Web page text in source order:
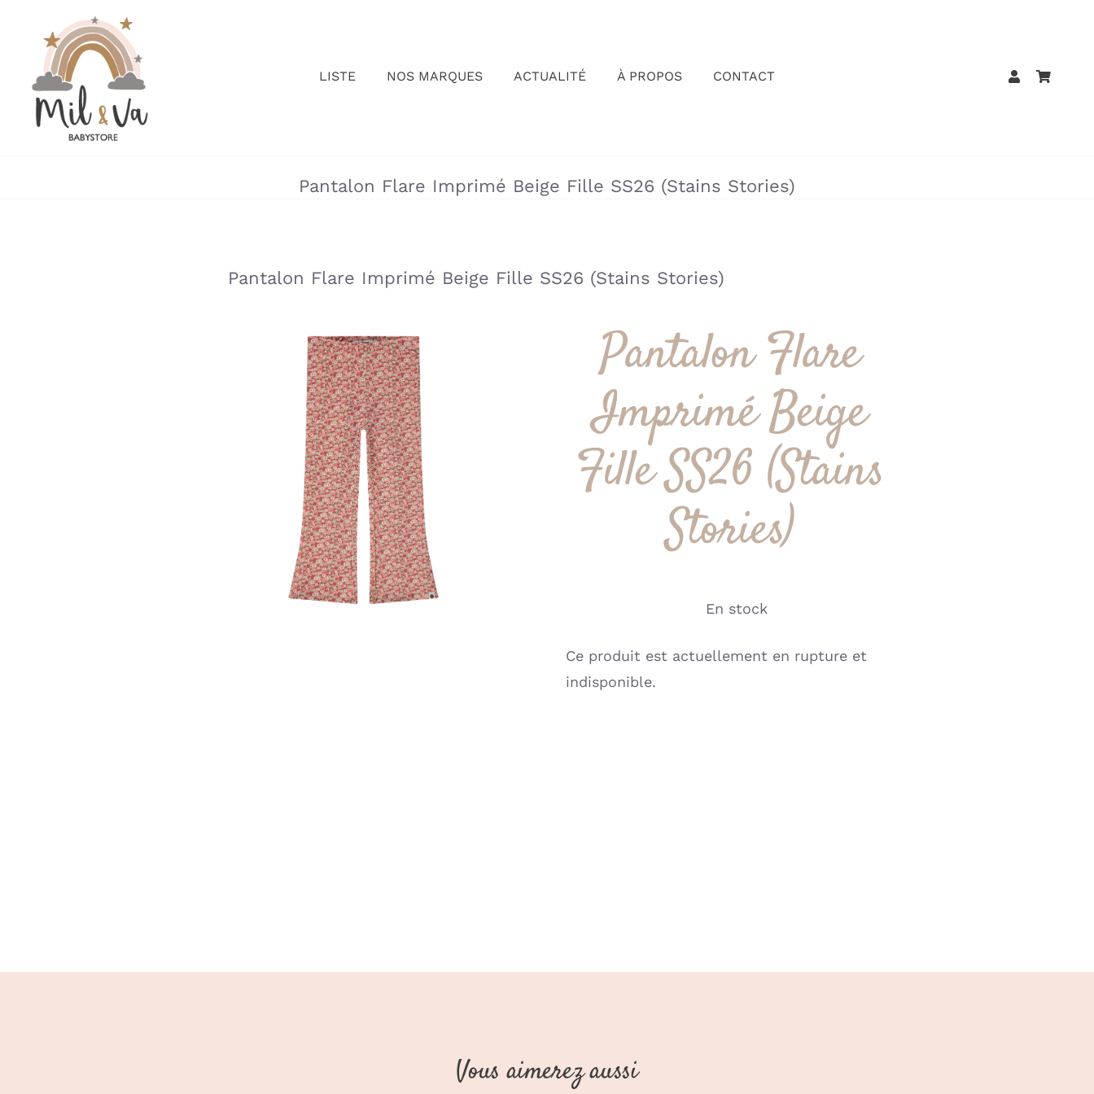
contenu
LISTE NOS MARQUES ACTUALITÉ À PROPOS CONTACT
Pantalon Flare Imprimé Beige Fille SS26 (Stains Stories)
Pantalon Flare Imprimé Beige Fille SS26 (Stains Stories)
Pantalon Flare
Imprimé Beige
Fille SS26 (Stains
Stories)
En stock
Ce produit est actuellement en rupture et
indisponible.
Vous aimerez aussi